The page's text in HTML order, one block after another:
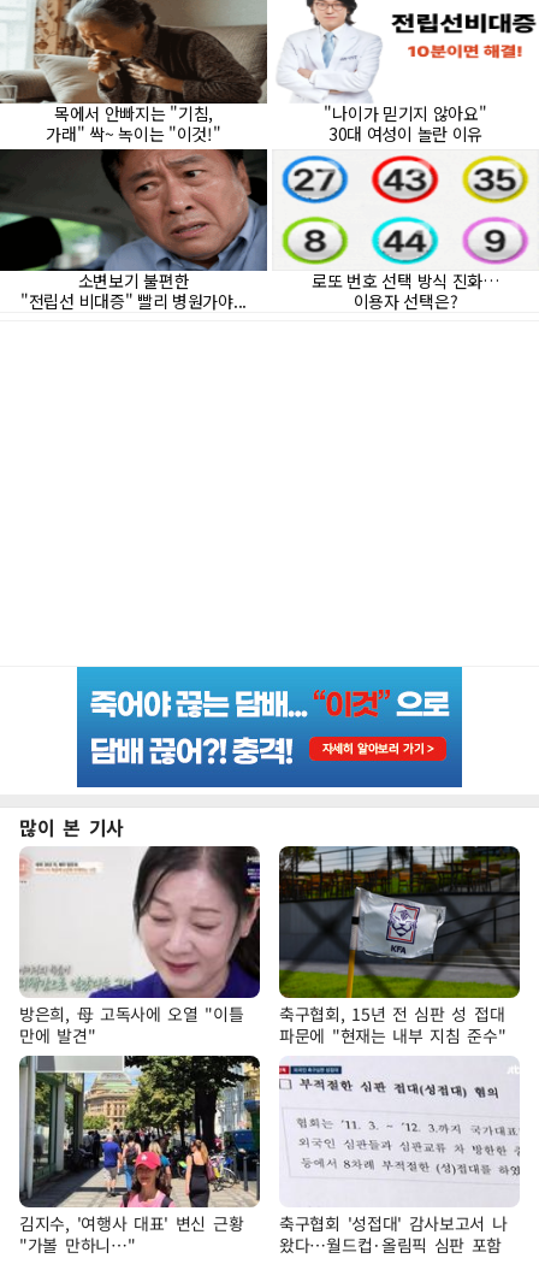
많이 본 기사
방은희, 母 고독사에 오열 "이틀
만에 발견"
축구협회, 15년 전 심판 성 접대
파문에 "현재는 내부 지침 준수"
김지수, '여행사 대표' 변신 근황
"가볼 만하니…"
축구협회 '성접대' 감사보고서 나
왔다…월드컵·올림픽 심판 포함